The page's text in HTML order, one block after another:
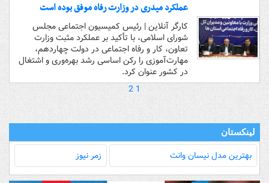
عملکرد میدری در وزارت رفاه موفق بوده است
کارگر آنلاین | رئیس کمیسیون اجتماعی مجلس
شورای اسلامی، با تأکید بر عملکرد مثبت وزارت
تعاون، کار و رفاه اجتماعی در دولت چهاردهم،
مهارت‌آموزی را رکن اساسی رشد بهره‌وری و اشتغال
در کشور عنوان کرد.
1
2
لینکستان
بهترین مدل‌ نیسان وانت زمر نیوز